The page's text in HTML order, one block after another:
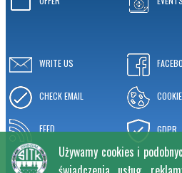
WRITE US
CHECK EMAIL
FEED GDPR
Używamy cookies i